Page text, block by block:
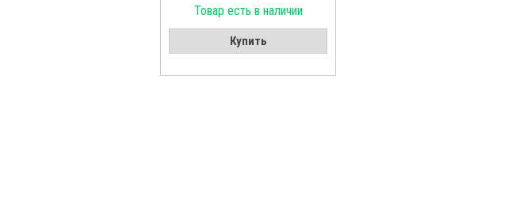
Товар есть в наличии
Купить